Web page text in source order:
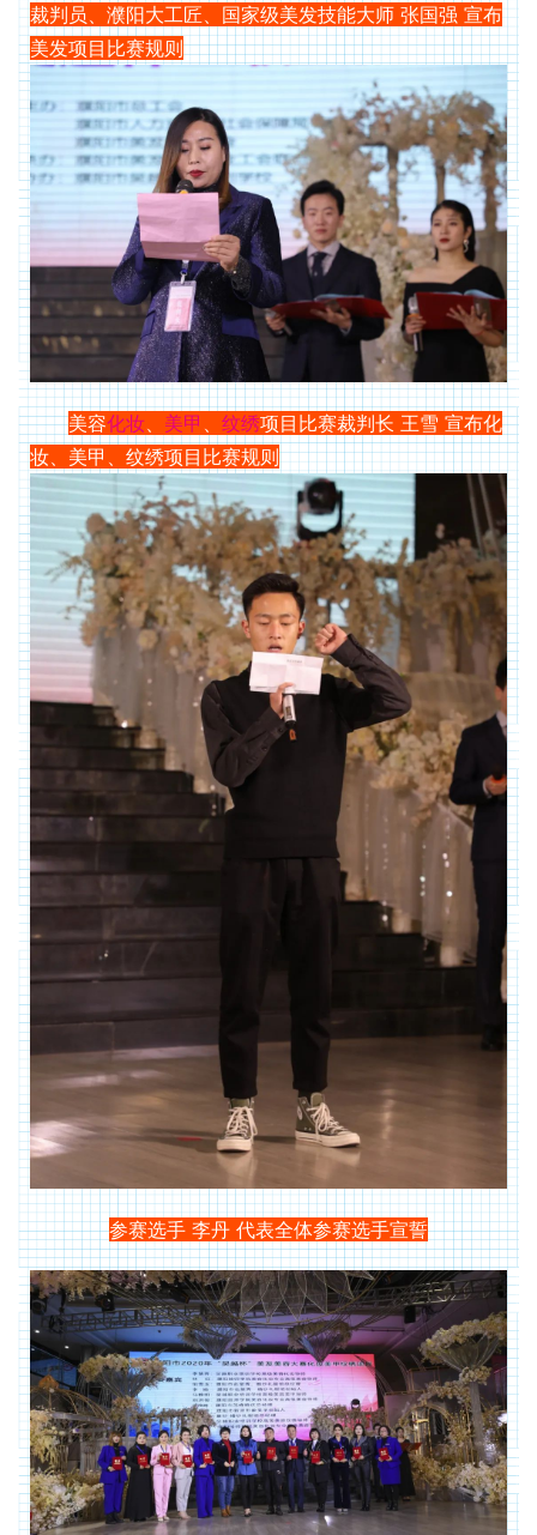
裁判员、濮阳大工匠、国家级美发技能大师 张国强 宣布
美发项目比赛规则
美容化妆、 美甲 、 纹绣项目比赛裁判长 王雪 宣布化
妆、美甲、纹绣项目比赛规则
参赛选手 李丹 代表全体参赛选手宣誓